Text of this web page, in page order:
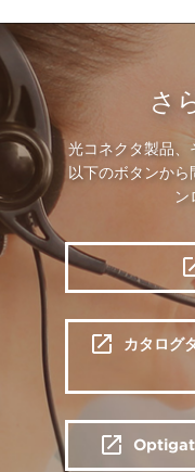
さ
光コネクタ製品、
以下のボタンか
ン
カタログ